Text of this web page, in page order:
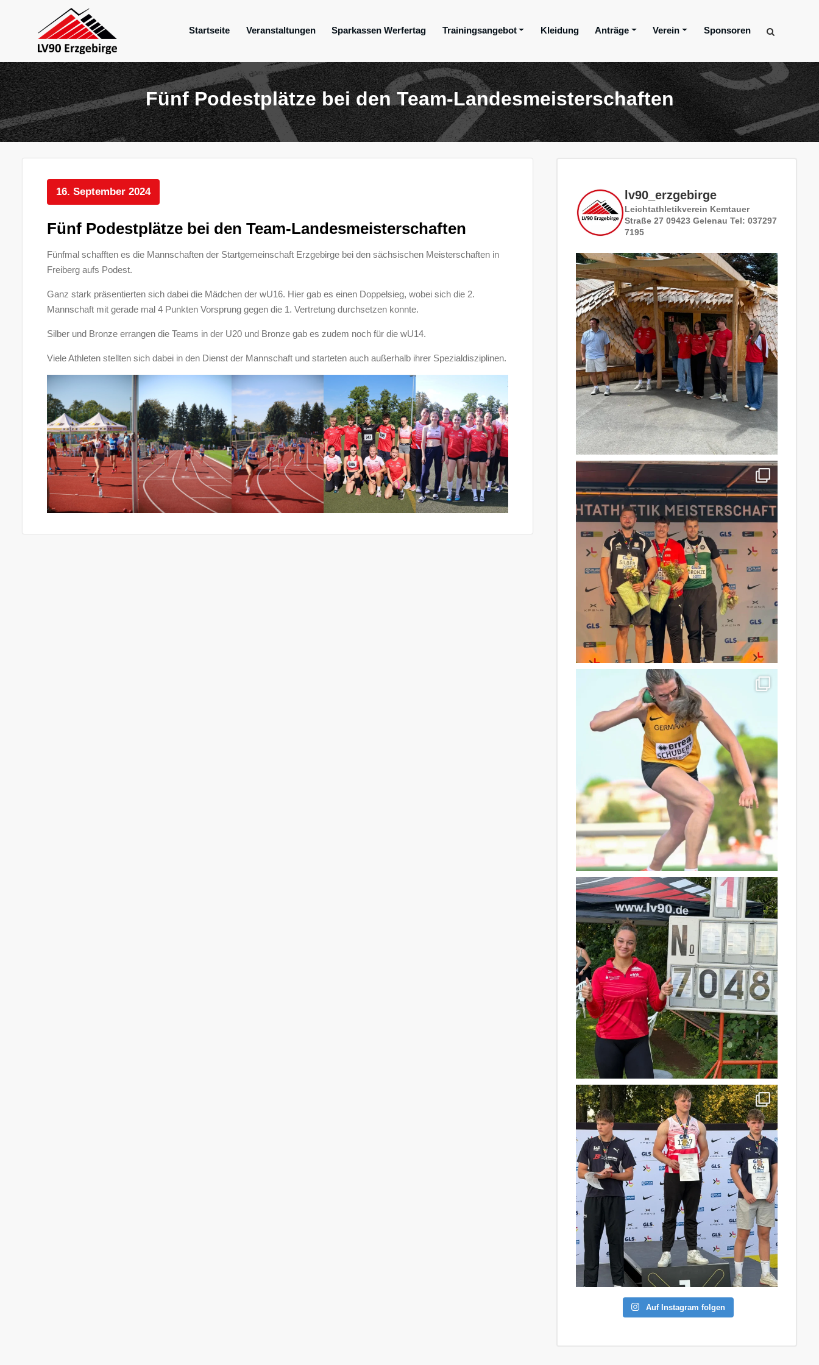
springen
Startseite Veranstaltungen Sparkassen Werfertag Trainingsangebot Kleidung Anträge Verein Sponsoren
Fünf Podestplätze bei den Team-Landesmeisterschaften
16. September 2024
Fünf Podestplätze bei den Team-Landesmeisterschaften
Fünfmal schafften es die Mannschaften der Startgemeinschaft Erzgebirge bei den sächsischen Meisterschaften in
Freiberg aufs Podest.
Ganz stark präsentierten sich dabei die Mädchen der wU16. Hier gab es einen Doppelsieg, wobei sich die 2.
Mannschaft mit gerade mal 4 Punkten Vorsprung gegen die 1. Vertretung durchsetzen konnte.
Silber und Bronze errangen die Teams in der U20 und Bronze gab es zudem noch für die wU14.
Viele Athleten stellten sich dabei in den Dienst der Mannschaft und starteten auch außerhalb ihrer Spezialdisziplinen.
lv90_erzgebirge
Leichtathletikverein Kemtauer
Straße 27 09423 Gelenau Tel: 037297
7195
Auf Instagram folgen